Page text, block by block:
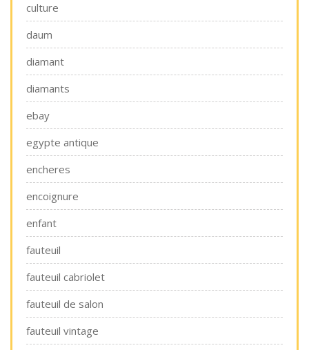
culture
daum
diamant
diamants
ebay
egypte antique
encheres
encoignure
enfant
fauteuil
fauteuil cabriolet
fauteuil de salon
fauteuil vintage